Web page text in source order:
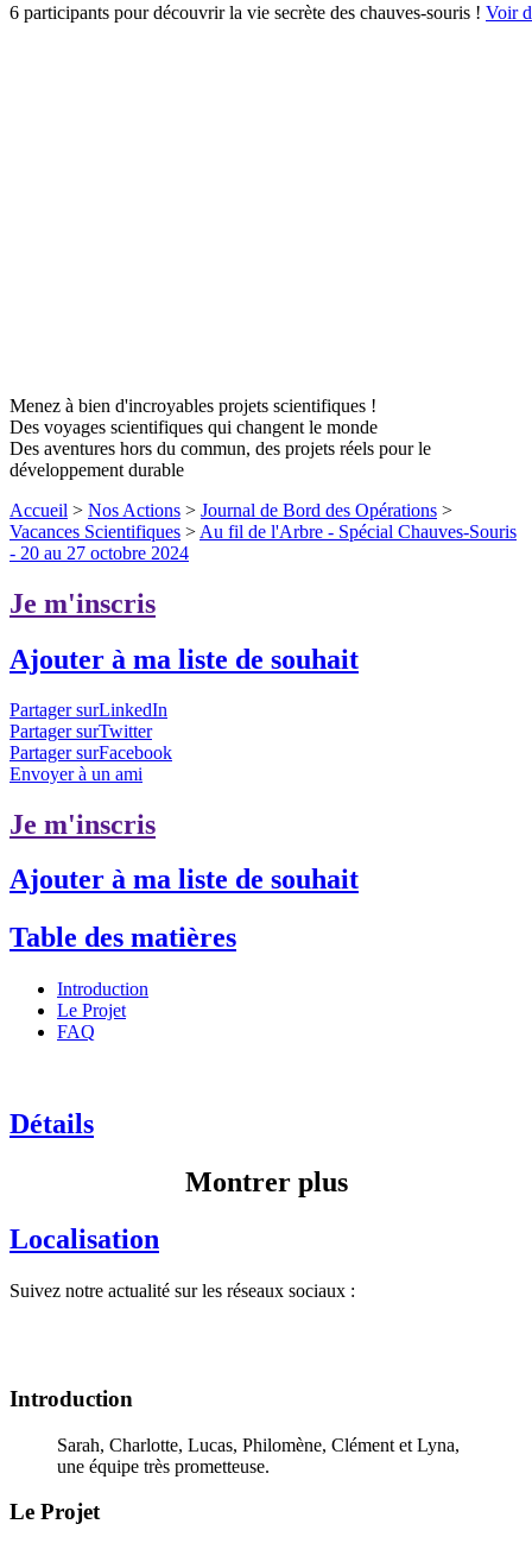
6 participants pour découvrir la vie secrète des chauves-souris ! Voir
Menez à bien d'incroyables projets scientifiques !
Des voyages scientifiques qui changent le monde
Des aventures hors du commun, des projets réels pour le
développement durable
Accueil > Nos Actions > Journal de Bord des Opérations >
Vacances Scientifiques > Au fil de l'Arbre - Spécial Chauves-Souris
- 20 au 27 octobre 2024
Je m'inscris
Ajouter à ma liste de souhait
Partager surLinkedIn
Partager surTwitter
Partager surFacebook
Envoyer à un ami
Je m'inscris
Ajouter à ma liste de souhait
Table des matières
Introduction
Le Projet
FAQ
Détails
Montrer plus
Localisation
Suivez notre actualité sur les réseaux sociaux :
Introduction
Sarah, Charlotte, Lucas, Philomène, Clément et Lyna,
une équipe très prometteuse.
Le Projet